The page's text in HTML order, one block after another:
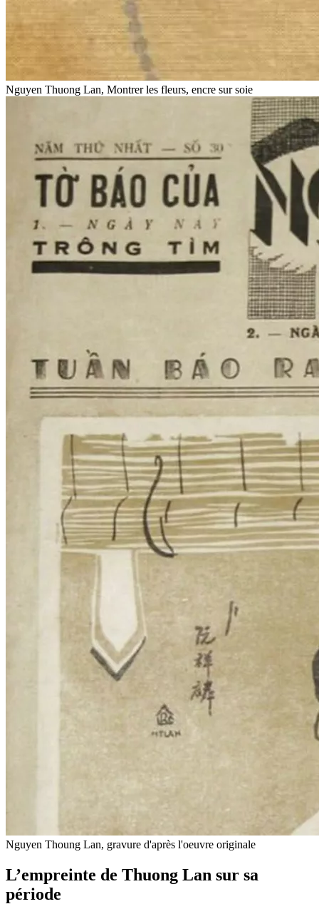
Nguyen Thuong Lan, Montrer les fleurs, encre sur soie
Nguyen Thoung Lan, gravure d'après l'oeuvre originale
L’empreinte de Thuong Lan sur sa
période